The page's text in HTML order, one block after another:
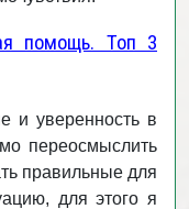
помощь. Топ 3
и уверенность в
переосмыслить
правильные для
для этого я